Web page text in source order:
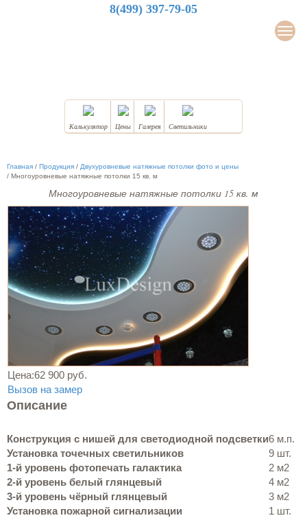
8(499) 397-79-05
Калькулятор Цены Галерея Светильники
Главная / Продукция / Двухуровневые натяжные потолки фото и цены
/ Многоуровневые натяжные потолки 15 кв. м
Многоуровневые натяжные потолки 15 кв. м
Цена:62 900 руб.
Вызов на замер
Описание
Конструкция с нишей для светодиодной подсветки6 м.п.
Установка точечных светильников
9 шт.
1-й уровень фотопечать галактика
2 м2
2-й уровень белый глянцевый
4 м2
3-й уровень чёрный глянцевый
3 м2
Установка пожарной сигнализации
1 шт.